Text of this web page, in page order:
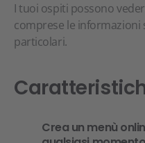
I tuoi ospiti possono
comprese le informazioni
particolari.
Crea un menù